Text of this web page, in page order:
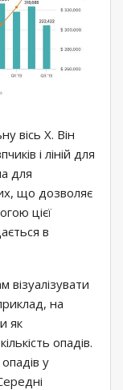
вісь X. Він
і ліній для
для
що дозволяє
цієї
в
візуалізувати
на
як
опадів.
у